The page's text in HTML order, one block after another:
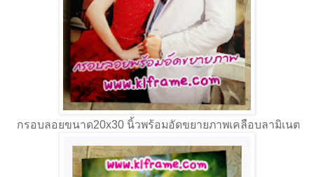
กรอบลอยขนาด20x30 นิ้วพร้อมอัดขยายภาพเคลือบลามิเนต